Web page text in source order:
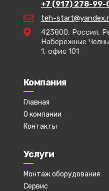
+7 (917) 278-99-
teh-
423800, Россия,
Набережные
1, офис 101
Компания
Главная
О компании
Контакты
Услуги
Монтаж оборудования
Сервис